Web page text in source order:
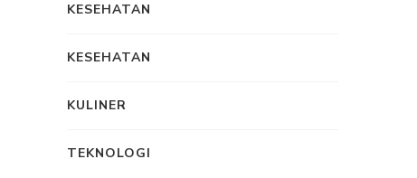
KESEHATAN
KESEHATAN
KULINER
TEKNOLOGI